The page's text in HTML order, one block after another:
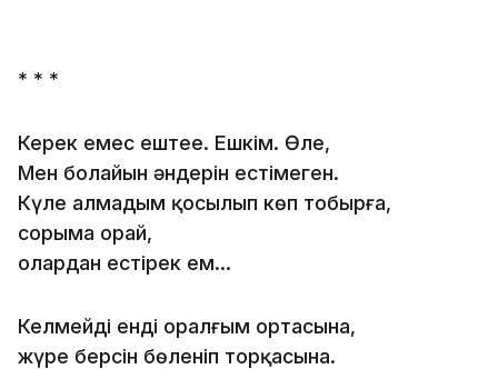
* * *
Керек емес ештеңе. Ешкім. Өлең,
Мен болайын әндерін естімеген.
Күле алмадым қосылып көп тобырға,
сорыма орай,
олардан естірек ем…
Келмейді енді оралғым ортасына,
жүре берсін бөленіп торқасына.